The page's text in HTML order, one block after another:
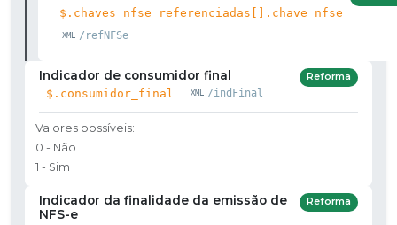
$.chaves_nfse_referenciadas[].chave_nfse
/refNFSe
Indicador de consumidor final
$.consumidor_final /indFinal
Reforma
Valores possíveis:
0 - Não
1 - Sim
Indicador da finalidade da emissão de
NFS-e
Reforma